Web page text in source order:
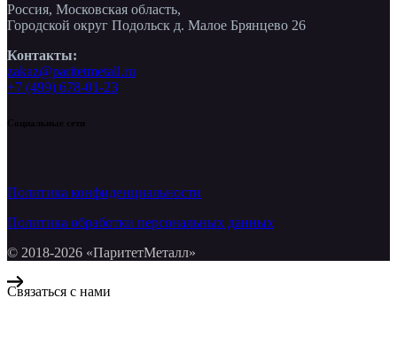
Россия, Московская область,
Городской округ Подольск д. Малое Брянцево 26
Контакты:
zakaz@paritetmetall.ru
+7 (499) 678-01-23
Социальные сети
Политика конфиденциальности
Политика обработки персональных данных
© 2018-2026 «ПаритетМеталл»
Связаться с нами